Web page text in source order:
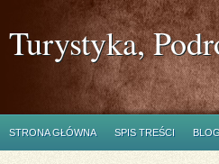
Turystyka,
STRONA GŁÓWNA SPIS TREŚCI